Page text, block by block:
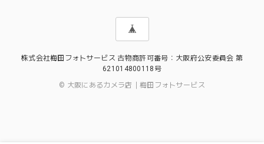
株式会社梅田フォトサービス 古物商許可番号：大阪府公安委員会 第
621014800118号
© 大阪にあるカメラ店｜梅田フォトサービス